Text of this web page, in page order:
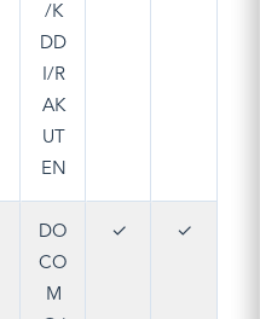
/K
DD
I/R
AK
UT
EN
DO
CO
M
✓ ✓